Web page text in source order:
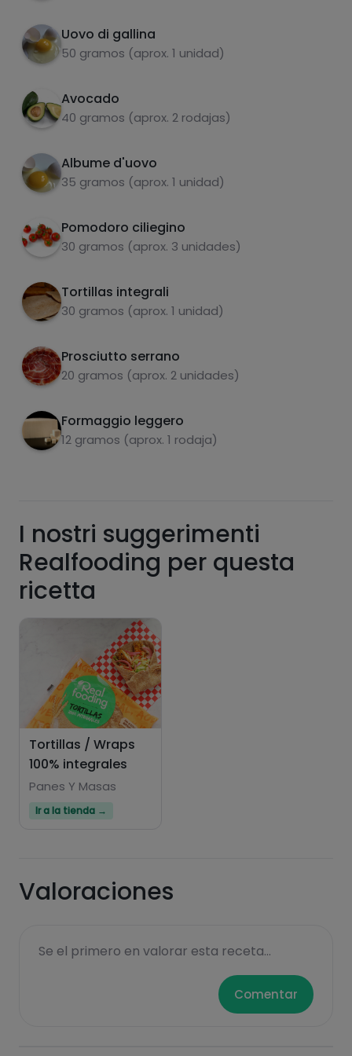
Uovo di gallina
50 gramos (aprox. 1 unidad)
Avocado
40 gramos (aprox. 2 rodajas)
Albume d'uovo
35 gramos (aprox. 1 unidad)
Pomodoro ciliegino
30 gramos (aprox. 3 unidades)
Tortillas integrali
30 gramos (aprox. 1 unidad)
Prosciutto serrano
20 gramos (aprox. 2 unidades)
Formaggio leggero
12 gramos (aprox. 1 rodaja)
3/4 e il gioco è fatto 😋.
carboidrati proteine
zuccheri grassi saturi
de las recetas, y desbloquear muchas más
funcionalidades PLUS.
Pásate al PLUS
I nostri suggerimenti
Realfooding per questa
ricetta
Tortillas / Wraps
100% integrales
Panes Y Masas
Ir a la tienda →
Valoraciones
Se el primero en valorar esta receta...
Comentar